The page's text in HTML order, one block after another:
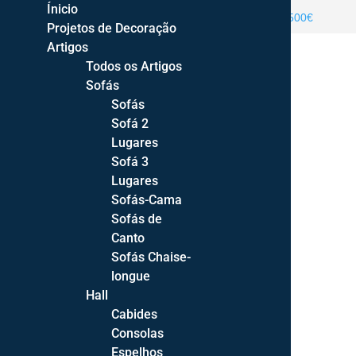
ENTREGA GRATUITA PORTUGAL CONTINENTAL >500€
Hall Entrada
Ínicio
Projetos de Decoração
Artigos
Todos os Artigos
Sofás
Sofás
Sofá 2
Lugares
Sofá 3
Lugares
Sofás-Cama
Sofás de
Canto
Sofás Chaise-
longue
Hall
Cabides
Consolas
Espelhos